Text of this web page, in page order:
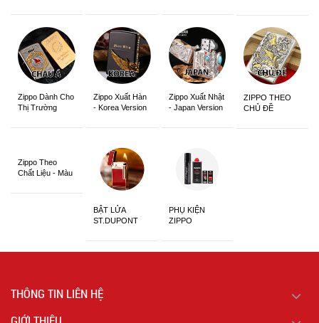
Zippo Dành Cho
Thị Trường
Zippo Xuất Hàn
- Korea Version
Zippo Xuất Nhật
- Japan Version
ZIPPO THEO
CHỦ ĐỀ
Zippo Theo
Chất Liệu - Màu
BẬT LỬA
ST.DUPONT
PHỤ KIỆN
ZIPPO
THÔNG TIN LIÊN HỆ